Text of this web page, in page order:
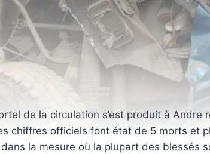
de la circulation s’est produit à Andre
chiffres officiels font état de 5 morts et
dans la mesure où la plupart des blessés